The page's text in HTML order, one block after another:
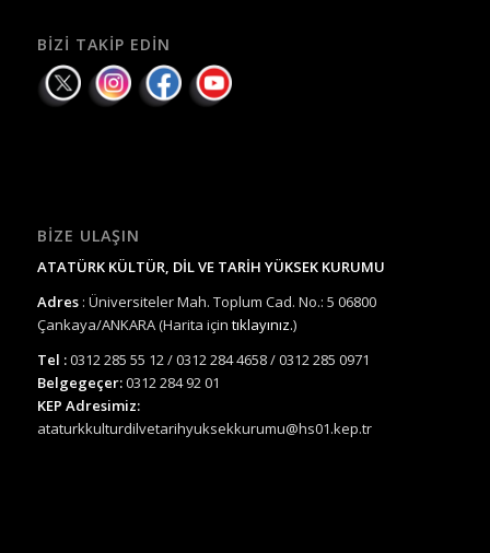
BIZI TAKIP EDIN
BIZE ULAŞIN
ATATÜRK KÜLTÜR, DİL VE TARİH YÜKSEK KURUMU
Adres : Üniversiteler Mah. Toplum Cad. No.: 5 06800
Çankaya/ANKARA (Harita için tıklayınız.)
Tel :0312 285 55 12 / 0312 284 4658 / 0312 285 0971
Belgegeçer:0312 284 92 01
KEP Adresimiz:
ataturkkulturdilvetarihyuksekkurumu@hs01.kep.tr